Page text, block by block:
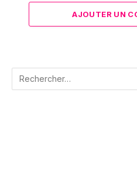
AJOUTER UN